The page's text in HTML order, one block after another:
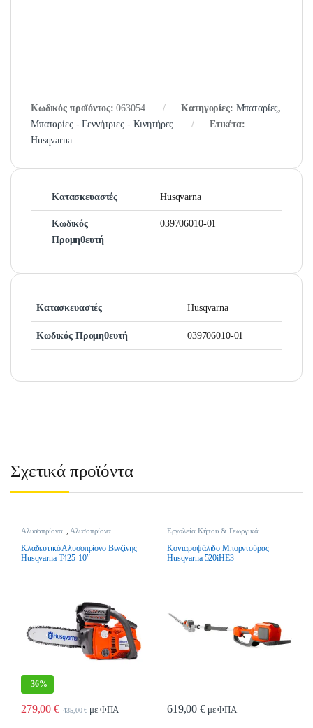
Κωδικός προϊόντος:063054 Κατηγορίες: Μπαταρίες,
Μπαταρίες - Γεννήτριες - Κινητήρες
Ετικέτα:
Husqvarna
Κατασκευαστές Husqvarna
Κωδικός
Προμηθευτή
039706010-01
Κατασκευαστές Husqvarna
Κωδικός Προμηθευτή 039706010-01
Σχετικά προϊόντα
Αλυσοπρίονα
Αλυσοπρίονα
Γεωργικά Εργαλεία
Κλαδευτικό Αλυσοπρίονο Βενζίνης
Husqvarna T425-10″
-36%
279,00€ 435,00€με ΦΠΑ
Εργαλεία Κήπου & Γεωργικά
Θαμνοκοπτικά Μπαταρίας
Κονταροψάλιδο Μπορντούρας
Husqvarna 520iHE3
619,00€με ΦΠΑ